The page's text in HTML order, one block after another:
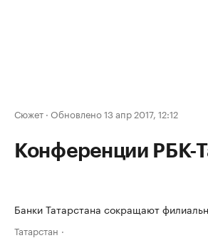
Сюжет · Обновлено 13 апр 2017, 12:12
Конференции РБК-
Банки Татарстана сокращают
Татарстан